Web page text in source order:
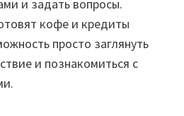
и задать вопросы.
кофе и кредиты
просто заглянуть
и познакомиться с